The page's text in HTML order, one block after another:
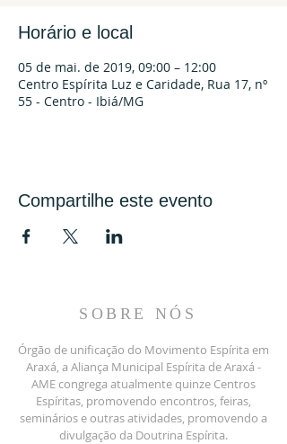
Horário e local
05 de mai. de 2019, 09:00 – 12:00
Centro Espírita Luz e Caridade, Rua 17, nº
55 - Centro - Ibiá/MG
Compartilhe este evento
SOBRE NÓS
Órgão de unificação do Movimento Espírita em
Araxá, a Aliança Municipal Espírita de Araxá -
AME congrega atualmente quinze Centros
Espíritas, promovendo encontros, feiras,
seminários e outras atividades, promovendo a
divulgação da Doutrina Espírita.